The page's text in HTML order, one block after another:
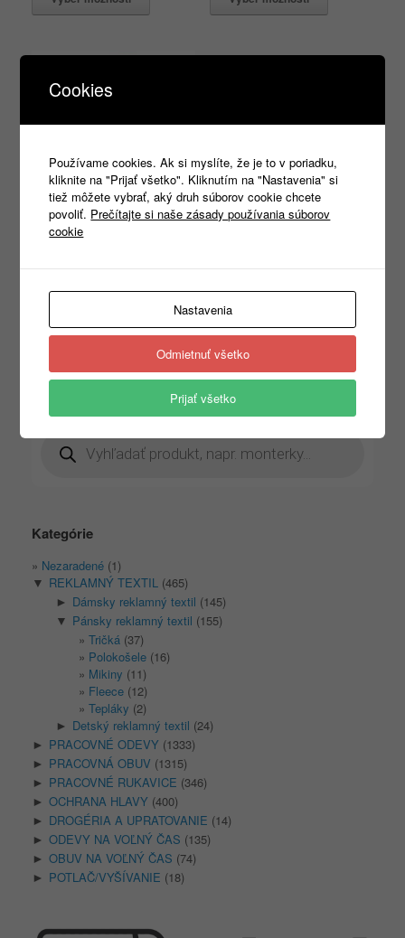
Výber možností
Products
search
Kategórie
Nezaradené (1)
▼ REKLAMNÝ TEXTIL (465)
► Dámsky reklamný textil (145)
▼ Pánsky reklamný textil (155)
Tričká (37)
Polokošele (16)
Mikiny (11)
Fleece (12)
Tepláky (2)
► Detský reklamný textil (24)
► PRACOVNÉ ODEVY (1333)
► PRACOVNÁ OBUV (1315)
► PRACOVNÉ RUKAVICE (346)
► OCHRANA HLAVY (400)
► DROGÉRIA A UPRATOVANIE (14)
► ODEVY NA VOĽNÝ ČAS (135)
► OBUV NA VOĽNÝ ČAS (74)
► POTLAČ/VYŠÍVANIE (18)
Cookies
Používame cookies. Ak si myslíte, že je to v poriadku,
kliknite na "Prijať všetko". Kliknutím na "Nastavenia" si
tiež môžete vybrať, aký druh súborov cookie chcete
povoliť. Prečítajte si naše zásady používania súborov
cookie
Nastavenia
Odmietnuť všetko
Prijať všetko